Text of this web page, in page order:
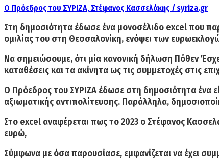
O Πρόεδρος του ΣΥΡΙΖΑ, Στέφανος Κασσελάκης / syriza.gr
Στη δημοσιότητα έδωσε ένα μονοσέλιδο excel που
ομιλίας του στη Θεσσαλονίκη, ενόψει των
Να σημειώσουμε, ότι μία κανονική δήλωση Πόθεν
καταθέσεις και τα ακίνητα ως τις συμμετοχές στις
Ο Πρόεδρος του ΣΥΡΙΖΑ έδωσε στη δημοσιότητα ένα
αξιωματικής αντιπολίτευσης. Παράλληλα,
Στο excel αναφέρεται πως το 2023 ο Στέφανος
ευρώ,
Σύμφωνα με όσα παρουσίασε, εμφανίζεται να έχει